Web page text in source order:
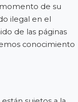
de su
ilegal en el
de las páginas
conocimiento